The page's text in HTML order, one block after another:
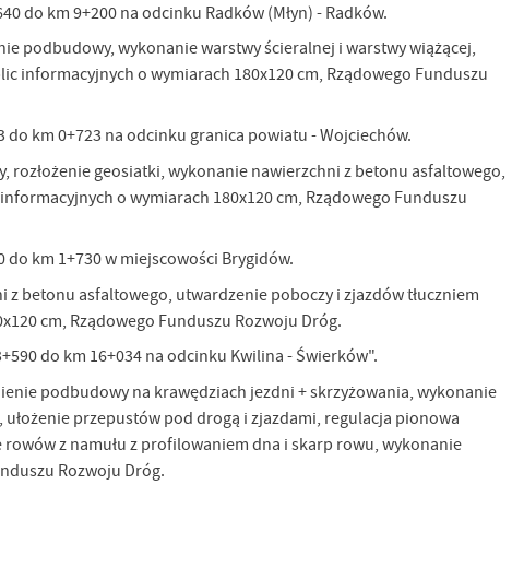
do km 9+200 na odcinku Radków (Młyn) - Radków.
podbudowy, wykonanie warstwy ścieralnej i warstwy wiążącej,
informacyjnych o wymiarach 180x120 cm, Rządowego Funduszu
km 0+723 na odcinku granica powiatu - Wojciechów.
geosiatki, wykonanie nawierzchni z betonu asfaltowego,
o wymiarach 180x120 cm, Rządowego Funduszu
km 1+730 w miejscowości Brygidów.
betonu asfaltowego, utwardzenie poboczy i zjazdów tłuczniem
cm, Rządowego Funduszu Rozwoju Dróg.
do km 16+034 na odcinku Kwilina - Świerków".
podbudowy na krawędziach jezdni + skrzyżowania, wykonanie
przepustów pod drogą i zjazdami, regulacja pionowa
z namułu z profilowaniem dna i skarp rowu, wykonanie
Rozwoju Dróg.
prywatność. Możesz zmienić ustawienia cookies lub zaakceptować je
służą do prawidłowego funkcjonowania strony internetowej i
na podejmowane przez Ciebie działania w celu m.in. dostosowania
preferencji prywatności, logowania czy wypełniania formularzy. Dzięki plikom
korzystasz, może działać bez zakłóceń.
PRYWATNOŚCI I PLIKÓW COOKIES .
personalizacyjne
umożliwiają stronie internetowej zapamiętanie wprowadzonych przez